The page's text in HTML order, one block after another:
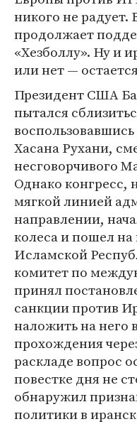
никого не радует.
продолжает
«Хезболлу». Ну и
или нет —
Президент США
пытался
Хасана Рухани,
несговорчивого
Однако
мягкой линией
направлении,
колеса и пошел
Исламской
комитет по
принял
санкции против
наложить на него
прохождения
раскладе вопрос
повестке дня не
обнаружил
политики в